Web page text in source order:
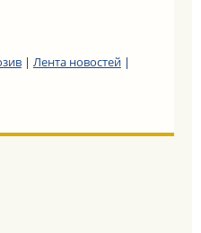
| Лента новостей|